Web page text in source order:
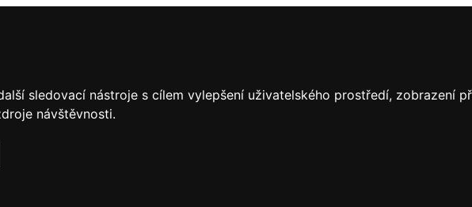
sledovací nástroje s cílem vylepšení uživatelského prostředí, zobrazení
návštěvnosti.